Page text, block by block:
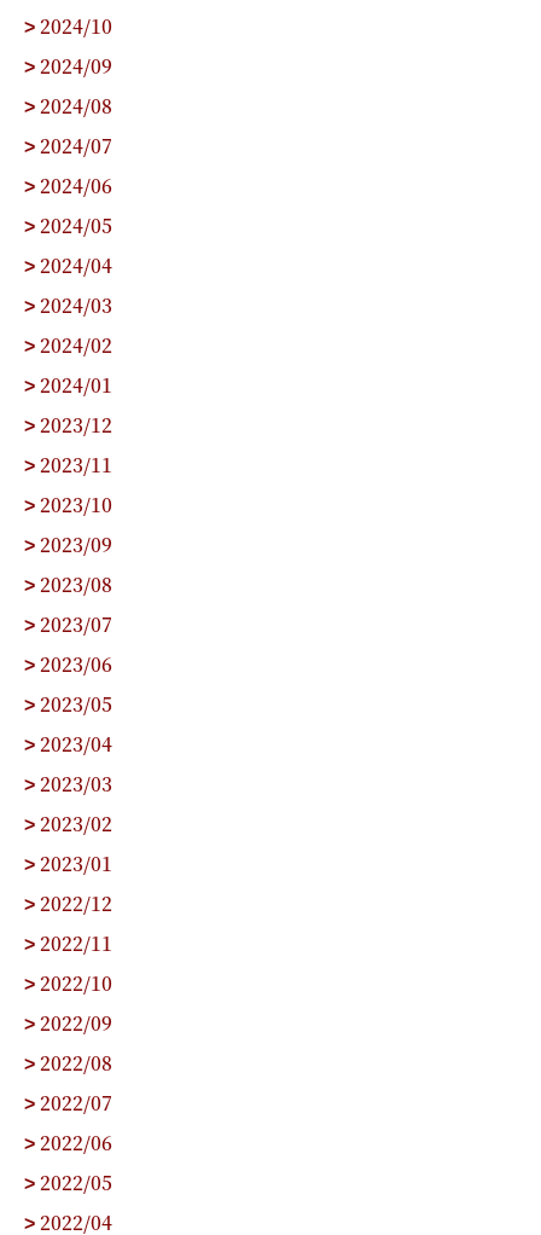
> 2024/10
> 2024/09
> 2024/08
> 2024/07
> 2024/06
> 2024/05
> 2024/04
> 2024/03
> 2024/02
> 2024/01
> 2023/12
> 2023/11
> 2023/10
> 2023/09
> 2023/08
> 2023/07
> 2023/06
> 2023/05
> 2023/04
> 2023/03
> 2023/02
> 2023/01
> 2022/12
> 2022/11
> 2022/10
> 2022/09
> 2022/08
> 2022/07
> 2022/06
> 2022/05
> 2022/04